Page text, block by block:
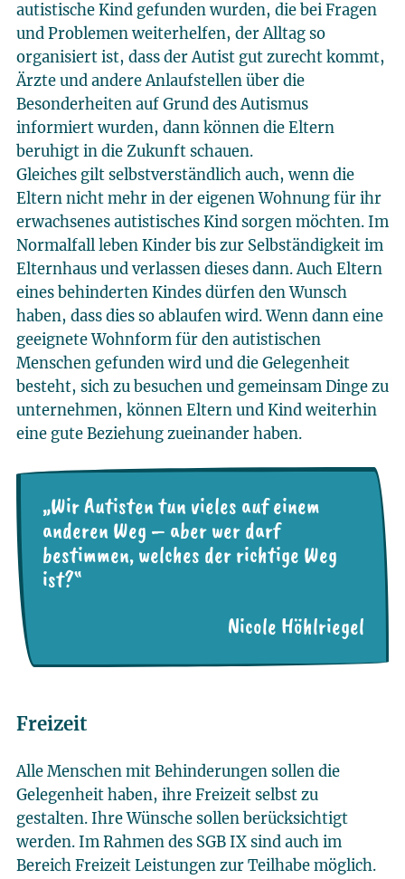
autistische Kind gefunden wurden, die bei Fragen
und Problemen weiterhelfen, der Alltag so
organisiert ist, dass der Autist gut zurecht kommt,
Ärzte und andere Anlaufstellen über die
Besonderheiten auf Grund des Autismus
informiert wurden, dann können die Eltern
beruhigt in die Zukunft schauen.
Gleiches gilt selbstverständlich auch, wenn die
Eltern nicht mehr in der eigenen Wohnung für ihr
erwachsenes autistisches Kind sorgen möchten. Im
Normalfall leben Kinder bis zur Selbständigkeit im
Elternhaus und verlassen dieses dann. Auch Eltern
eines behinderten Kindes dürfen den Wunsch
haben, dass dies so ablaufen wird. Wenn dann eine
geeignete Wohnform für den autistischen
Menschen gefunden wird und die Gelegenheit
besteht, sich zu besuchen und gemeinsam Dinge zu
unternehmen, können Eltern und Kind weiterhin
eine gute Beziehung zueinander haben.
„Wir Autisten tun vieles auf einem
anderen Weg – aber wer darf
bestimmen, welches der richtige Weg
ist?“
Nicole Höhlriegel
Freizeit
Alle Menschen mit Behinderungen sollen die
Gelegenheit haben, ihre Freizeit selbst zu
gestalten. Ihre Wünsche sollen berücksichtigt
werden. Im Rahmen des SGB IX sind auch im
Bereich Freizeit Leistungen zur Teilhabe möglich.